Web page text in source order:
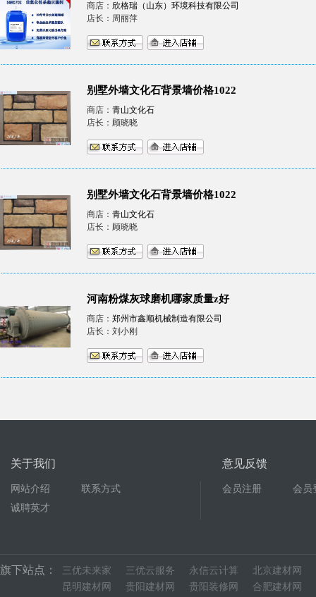
商店： 欣格瑞（山东）环境科技有限公司
店长：周丽萍
别墅外墙文化石背景墙价格1022
商店： 青山文化石
店长：顾晓晓
别墅外墙文化石背景墙价格1022
商店： 青山文化石
店长：顾晓晓
河南粉煤灰球磨机哪家质量z好
商店： 郑州市鑫顺机械制造有限公司
店长：刘小刚
关于我们
网站介绍
联系方式
诚聘英才
意见反馈
会员注册 会员
旗下站点： 三优未来家 三优云服务 永信云计算 北京建材网
昆明建材网
贵阳建材网 贵阳装修网 合肥建材网